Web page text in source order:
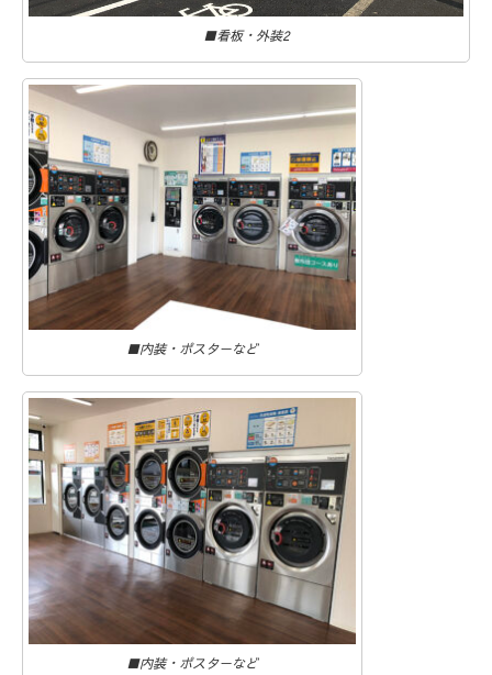
■看板・外装2
■内装・ポスターなど
■内装・ポスターなど